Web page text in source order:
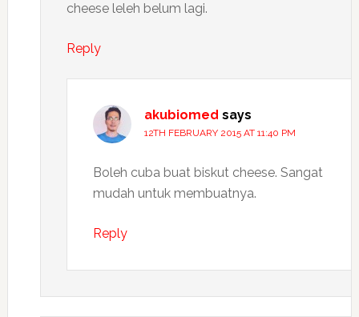
cheese leleh belum lagi.
Reply
akubiomed says
12TH FEBRUARY 2015 AT 11:40 PM
Boleh cuba buat biskut cheese. Sangat
mudah untuk membuatnya.
Reply